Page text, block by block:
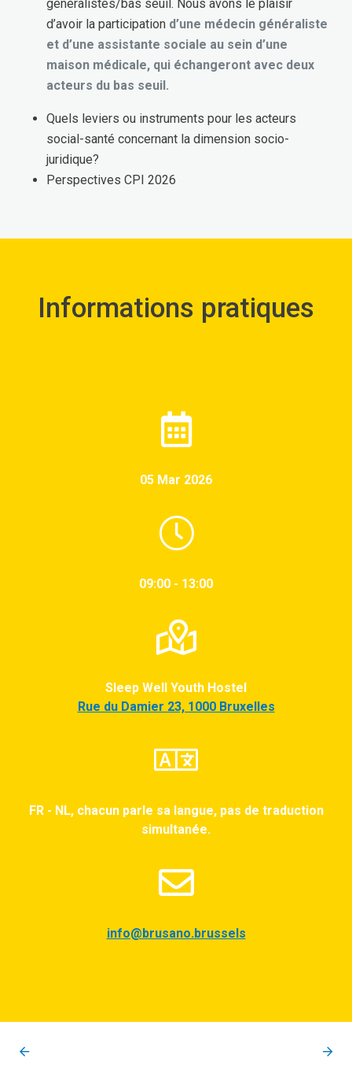
généralistes/bas seuil. Nous avons le plaisir
d’avoir la participation d’une médecin généraliste
et d’une assistante sociale au sein d’une
maison médicale, qui échangeront avec deux
acteurs du bas seuil.
Quels leviers ou instruments pour les acteurs
social-santé concernant la dimension socio-
juridique?
Perspectives CPI 2026
Informations pratiques
05 Mar 2026
09:00 - 13:00
Sleep Well Youth Hostel
Rue du Damier 23, 1000 Bruxelles
FR - NL, chacun parle sa langue, pas de traduction
simultanée.
info@brusano.brussels